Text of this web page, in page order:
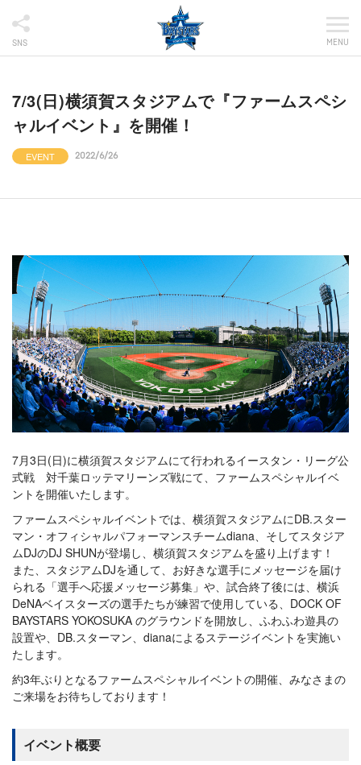
SNS MENU
7/3(日)横須賀スタジアムで『ファームスペシ
ャルイベント』を開催！
EVENT 2022/6/26
7月3日(日)に横須賀スタジアムにて行われるイースタン・リーグ公
式戦 対千葉ロッテマリーンズ戦にて、ファームスペシャルイベ
ントを開催いたします。
ファームスペシャルイベントでは、横須賀スタジアムにDB.スター
マン・オフィシャルパフォーマンスチームdiana、そしてスタジア
ムDJのDJ SHUNが登場し、横須賀スタジアムを盛り上げます！
また、スタジアムDJを通して、お好きな選手にメッセージを届け
られる「選手へ応援メッセージ募集」や、試合終了後には、横浜
DeNAベイスターズの選手たちが練習で使用している、DOCK OF
BAYSTARS YOKOSUKA のグラウンドを開放し、ふわふわ遊具の
設置や、DB.スターマン、dianaによるステージイベントを実施い
たします。
約3年ぶりとなるファームスペシャルイベントの開催、みなさまの
ご来場をお待ちしております！
イベント概要